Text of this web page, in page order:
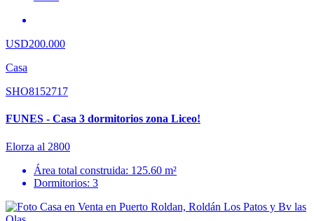
USD200.000
Casa
SHO8152717
FUNES - Casa 3 dormitorios zona Liceo!
Elorza al 2800
Área total construida: 125.60 m²
Dormitorios: 3